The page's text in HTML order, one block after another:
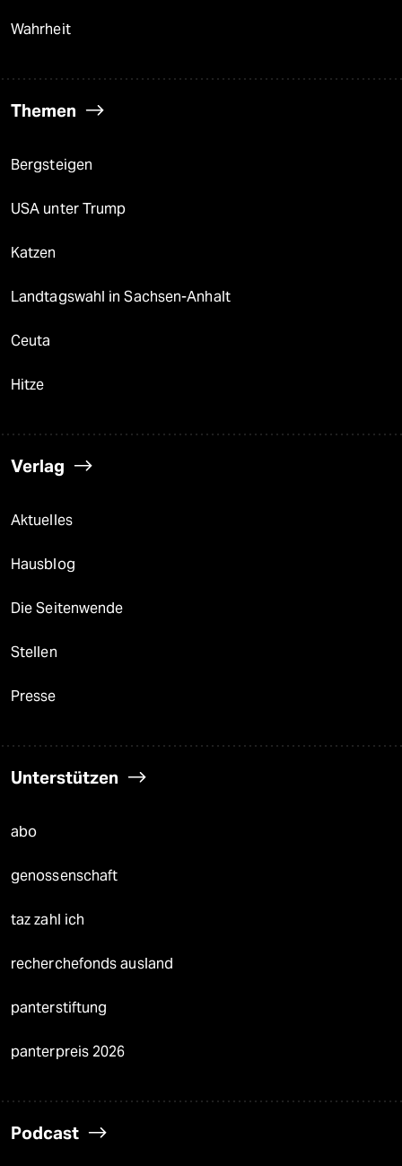
Wahrheit
Themen
Bergsteigen
USA unter Trump
Katzen
Landtagswahl in Sachsen-Anhalt
Ceuta
Hitze
Verlag
Aktuelles
Hausblog
Die Seitenwende
Stellen
Presse
Unterstützen
abo
genossenschaft
taz zahl ich
recherchefonds ausland
panterstiftung
panterpreis 2026
Podcast